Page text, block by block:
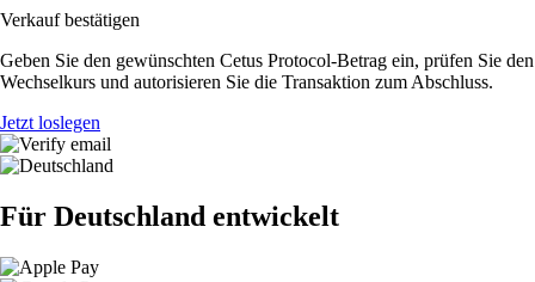
Verkauf bestätigen
Geben Sie den gewünschten Cetus Protocol-Betrag ein, prüfen Sie den
Wechselkurs und autorisieren Sie die Transaktion zum Abschluss.
Jetzt loslegen
Für Deutschland entwickelt